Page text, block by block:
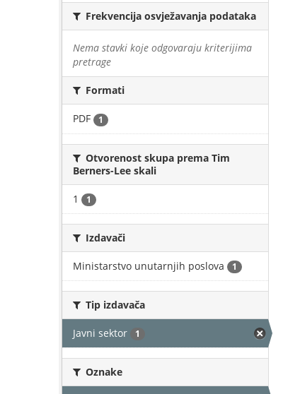
Frekvencija osvježavanja podataka
Nema stavki koje odgovaraju kriterijima
pretrage
Formati
PDF 1
Otvorenost skupa prema Tim
Berners-Lee skali
1 1
Izdavači
Ministarstvo unutarnjih poslova 1
Tip izdavača
Javni sektor 1
Oznake